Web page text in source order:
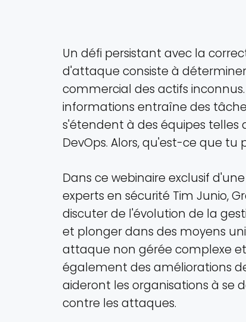
Un défi persistant avec la
d'attaque consiste à
commercial des actifs
informations entraîne des
s'étendent à des équipes telles
DevOps. Alors, qu'est-ce que tu
Dans ce webinaire exclusif
experts en sécurité Tim Junio,
discuter de l'évolution de la
et plonger dans des moyens
attaque non gérée complexe
également des améliorations
aideront les organisations à se
contre les attaques.